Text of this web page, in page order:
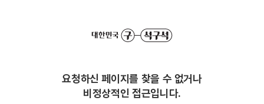
요청하신 페이지를 찾을 수 없거나
비정상적인 접근입니다.